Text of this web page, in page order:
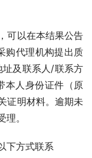
可以在本结果公告
购代理机构提出质
及联系人/联系方
本人身份证件（原
证明材料。逾期未
。
下方式联系